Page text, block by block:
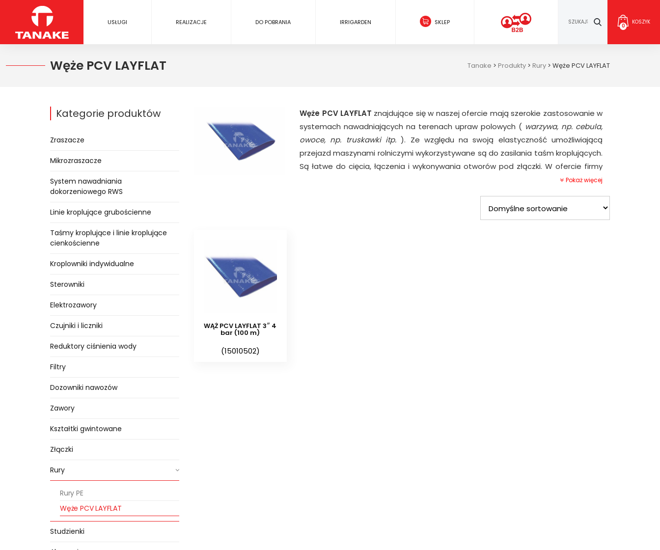
USŁUGI REALIZACJE DO POBRANIA IRRIGARDEN SKLEP 0
KOSZYK
Węże PCV LAYFLAT Tanake > Produkty > Rury > Węże PCV LAYFLAT
Węże PCV LAYFLAT znajdujące się w naszej ofercie mają szerokie zastosowanie w
systemach nawadniających na terenach upraw polowych ( warzywa, np. cebula,
owoce, np. truskawki itp. ). Ze względu na swoją elastyczność umożliwiającą
przejazd maszynami rolniczymi wykorzystywane są do zasilania taśm kroplujących.
Są łatwe do cięcia, łączenia i wykonywania otworów pod złączki. W ofercie firmy
Tanake, znajdują się węże PCV LAYFLAT wykonane z najwyższej jakości surowców
wykonany został w trzywarstwowej technologii co zapewnia bardzo wysoką
odporność na uszkodzenia mechaniczne i długą żywotność.
Pokaż więcej
WĄŻ PCV LAYFLAT 3″ 4
bar (100 m)
(15010502)
Kategorie produktów
Zraszacze
Mikrozraszacze
System nawadniania
dokorzeniowego RWS
Linie kroplujące grubościenne
Taśmy kroplujące i linie kroplujące
cienkościenne
Kroplowniki indywidualne
Sterowniki
Elektrozawory
Czujniki i liczniki
Reduktory ciśnienia wody
Filtry
Dozowniki nawozów
Zawory
Kształtki gwintowane
Złączki
Rury
Rury PE
Węże PCV LAYFLAT
Studzienki